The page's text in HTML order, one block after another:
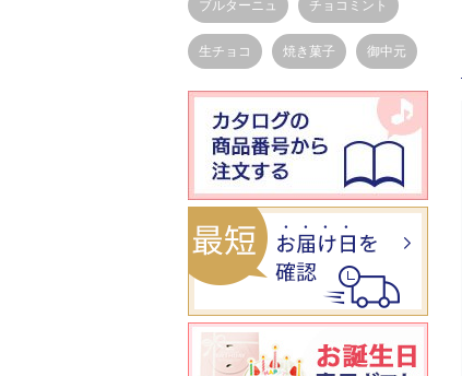
ブルターニュ チョコミント
生チョコ 焼き菓子 御中元